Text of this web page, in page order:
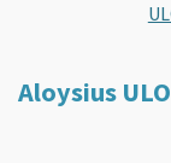
Aloysius